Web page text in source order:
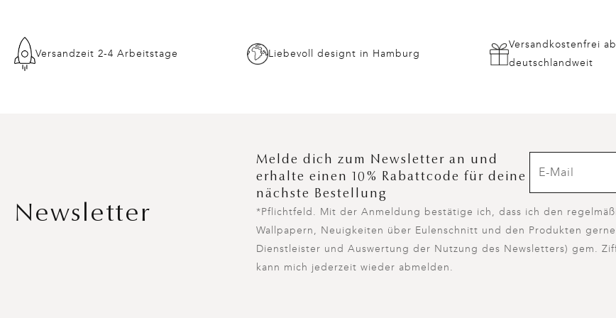
Versandzeit 2-4 Arbeitstage Liebevoll designt in Hamburg
Versandkostenfrei
deutschlandweit
Newsletter
Melde dich zum Newsletter an und
erhalte einen 10% Rabattcode für deine
nächste Bestellung
*Pflichtfeld. Mit der Anmeldung bestätige ich, dass ich den
Wallpapern, Neuigkeiten über Eulenschnitt und den Produkten
Dienstleister und Auswertung der Nutzung des Newsletters) gem.
kann mich jederzeit wieder abmelden.